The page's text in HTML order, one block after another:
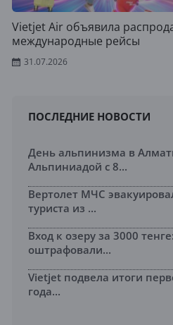
Vietjet Air объявила
международные рейсы
31.07.2026
ПОСЛЕДНИЕ НОВОСТИ
День альпинизма в
Альпиниадой с 8...
Вертолет МЧС
туриста из ...
Вход к озеру за 3000
оштрафовали...
Vietjet подвела итоги
года...